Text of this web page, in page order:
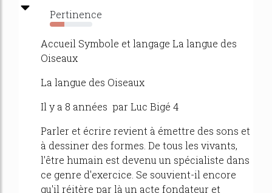
Pertinence
34%
Accueil Symbole et langage La langue des
Oiseaux
La langue des Oiseaux
Il y a 8 années par Luc Bigé 4
Parler et écrire revient à émettre des sons et
à dessiner des formes. De tous les vivants,
l'être humain est devenu un spécialiste dans
ce genre d'exercice. Se souvient-il encore
qu'il réitère par là un acte fondateur et